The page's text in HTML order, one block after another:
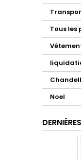
Tous les
Noel